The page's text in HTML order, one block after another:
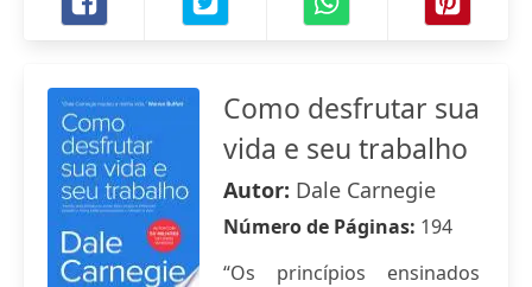
Como desfrutar sua
vida e seu trabalho
Autor: Dale Carnegie
Número de Páginas: 194
“Os princípios ensinados